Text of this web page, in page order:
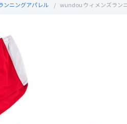
ンニングアパレル wundou ウィメンズラン